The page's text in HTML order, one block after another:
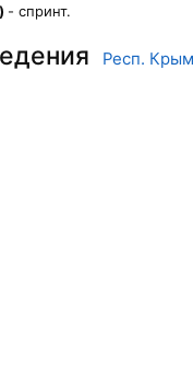
- спринт.
Респ. Крым